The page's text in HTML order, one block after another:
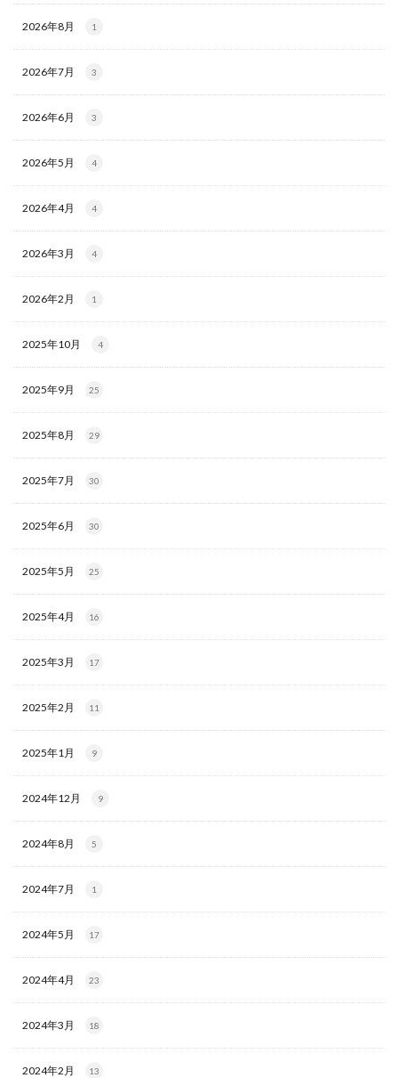
2026年8月 1
2026年7月 3
2026年6月 3
2026年5月 4
2026年4月 4
2026年3月 4
2026年2月 1
2025年10月 4
2025年9月 25
2025年8月 29
2025年7月 30
2025年6月 30
2025年5月 25
2025年4月 16
2025年3月 17
2025年2月 11
2025年1月 9
2024年12月 9
2024年8月 5
2024年7月 1
2024年5月 17
2024年4月 23
2024年3月 18
2024年2月 13